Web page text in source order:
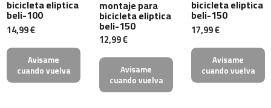
s
p
-
2
2
b
bicicleta eliptica
beli-100
14,99 €
Avisame
cuando vuelva
montaje para
bicicleta eliptica
beli-150
12,99 €
Avisame
cuando vuelva
bicicleta eliptica
beli-150
17,99 €
Avisame
cuando vuelva